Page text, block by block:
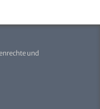
und